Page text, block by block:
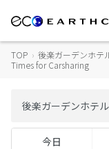
TOP › 後楽ガーデンホテ
Times for Carsharing
今日